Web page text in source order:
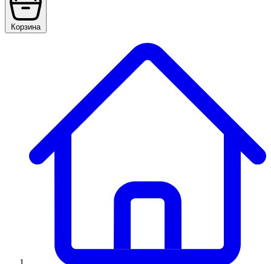
Корзина